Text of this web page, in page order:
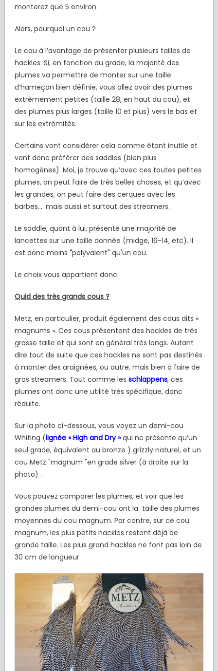
monterez que 5 environ.
Alors, pourquoi un cou ?
Le cou à l’avantage de présenter plusieurs tailles de
hackles. Si, en fonction du grade, la majorité des
plumes va permettre de monter sur une taille
d’hameçon bien définie, vous allez avoir des plumes
extrêmement petites (taille 28, en haut du cou), et
des plumes plus larges (taille 10 et plus) vers le bas et
sur les extrémités.
Certains vont considérer cela comme étant inutile et
vont donc préférer des saddles (bien plus
homogènes). Moi, je trouve qu’avec ces toutes petites
plumes, on peut faire de très belles choses, et qu’avec
les grandes, on peut faire des cerques avec les
barbes.... mais aussi et surtout des streamers.
Le saddle, quant à lui, présente une majorité de
lancettes sur une taille donnée (midge, 16-14, etc). Il
est donc moins "polyvalent" qu'un cou.
Le choix vous appartient donc.
Quid des très grands cous ?
Metz, en particulier, produit également des cous dits «
magnums ». Ces cous présentent des hackles de très
grosse taille et qui sont en général très longs. Autant
dire tout de suite que ces hackles ne sont pas destinés
à monter des araignées, ou autre, mais bien à faire de
gros streamers. Tout comme les schlappens, ces
plumes ont donc une utilité très spécifique, donc
réduite.
Sur la photo ci-dessous, vous voyez un demi-cou
Whiting (lignée « High and Dry »qui ne présente qu’un
seul grade, équivalent au bronze ) grizzly naturel, et un
cou Metz "magnum "en grade silver (à droite sur la
photo) .
Vous pouvez comparer les plumes, et voir que les
grandes plumes du demi-cou ont la taille des plumes
moyennes du cou magnum. Par contre, sur ce cou
magnum, les plus petits hackles restent déjà de
grande taille. Les plus grand hackles ne font pas loin de
30 cm de longueur